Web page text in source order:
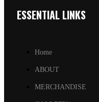
ESSENTIAL LINKS
Home
ABOUT
MERCHANDISE